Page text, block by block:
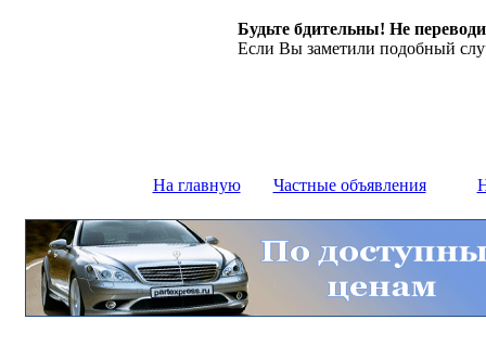
Будьте бдительны! Не
Если Вы заметили подобный
На главную Частные объявления